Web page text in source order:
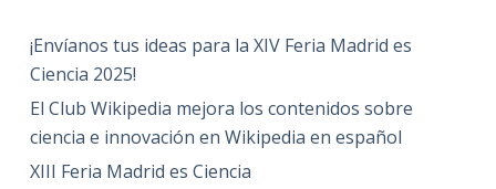
¡Envíanos tus ideas para la XIV Feria Madrid es
Ciencia 2025!
El Club Wikipedia mejora los contenidos sobre
ciencia e innovación en Wikipedia en español
XIII Feria Madrid es Ciencia